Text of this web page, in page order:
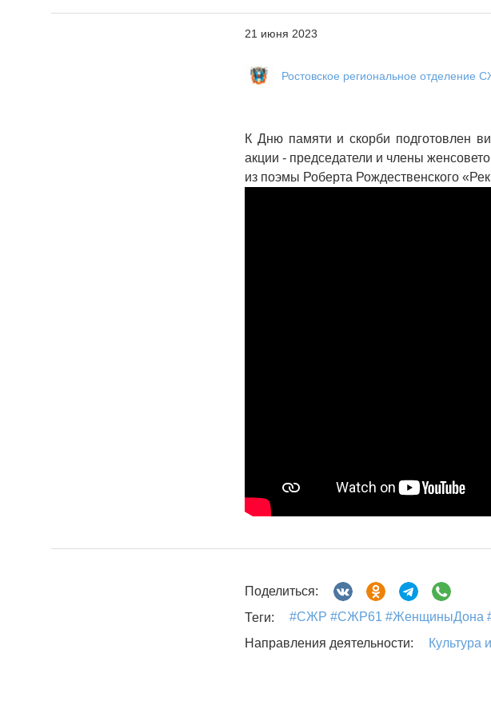
21 июня 2023
Ростовское региональное отделение
К Дню памяти и скорби подготовлен
акции - председатели и члены
из поэмы Роберта Рождественского
Поделиться:
Теги:
#СЖР #СЖР61 #ЖенщиныДона
Направления деятельности:
Культура